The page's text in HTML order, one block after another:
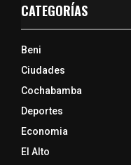
CATEGORÍAS
Beni
Ciudades
Cochabamba
Deportes
Economia
El Alto